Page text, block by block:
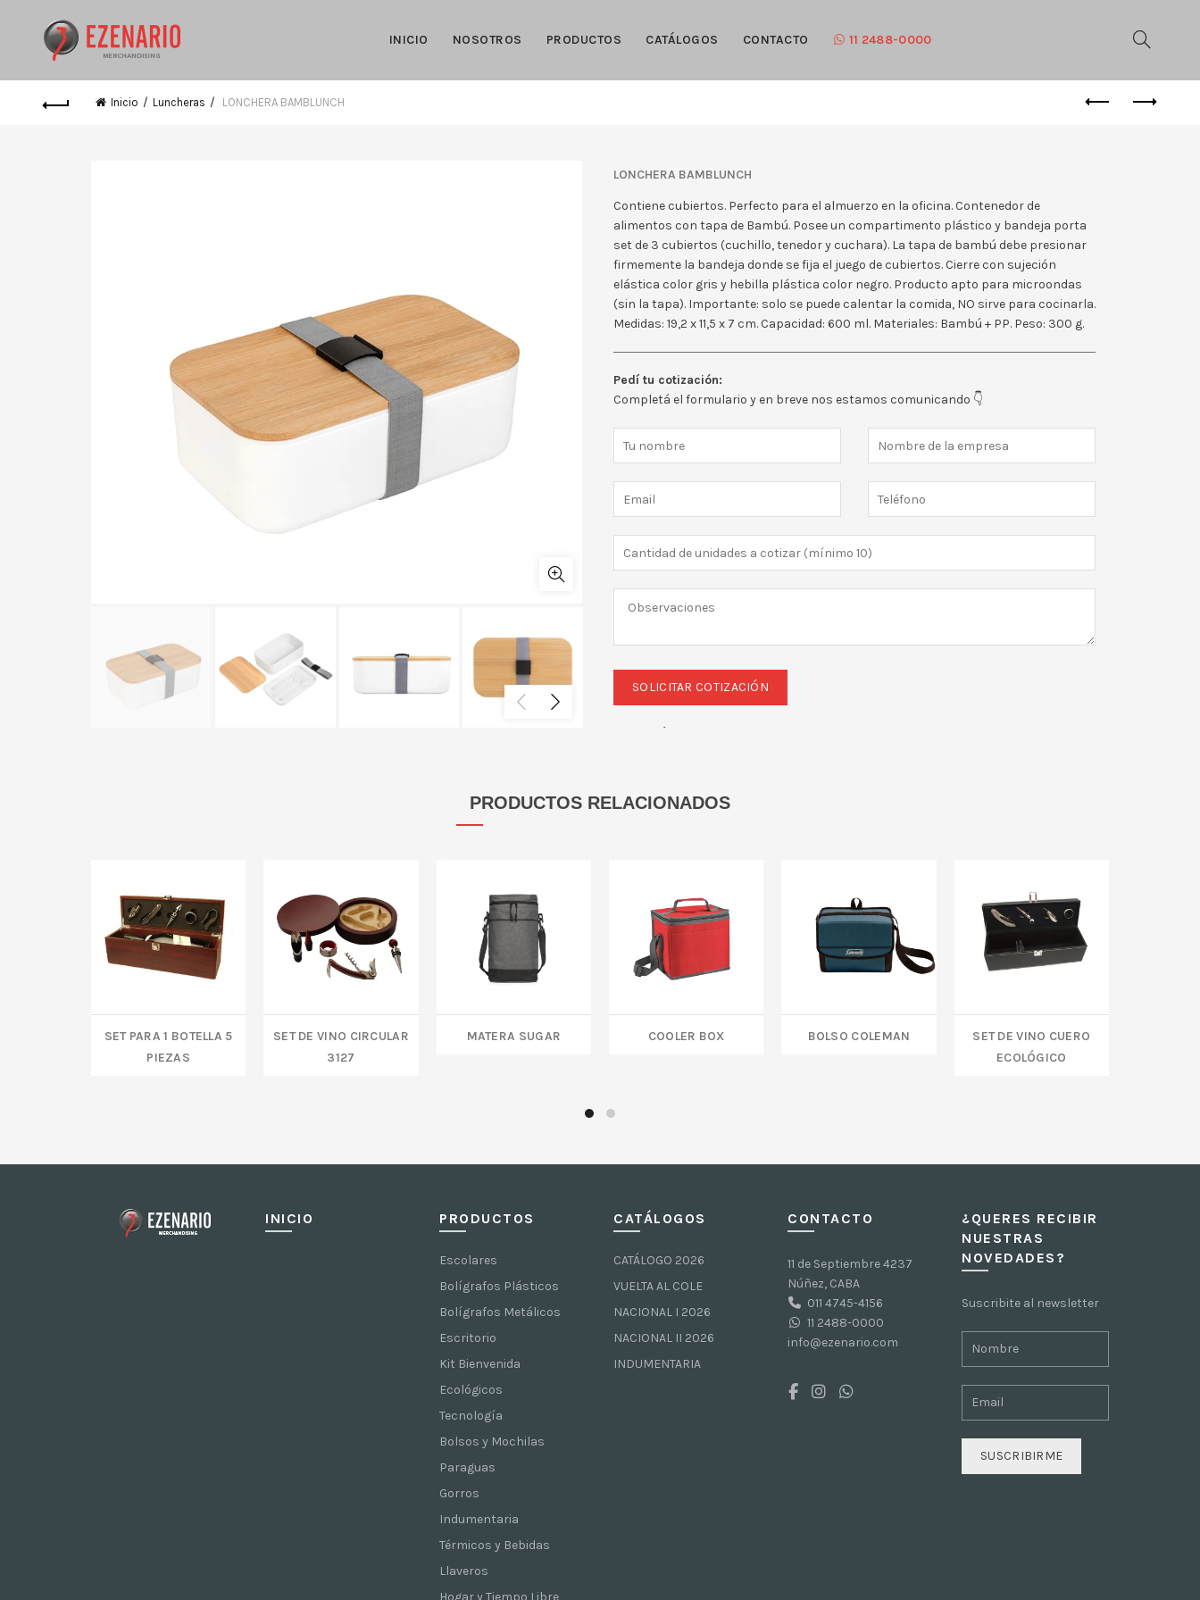
INICIO NOSOTROS PRODUCTOS CATÁLOGOS CONTACTO 11 2488-0000
Inicio Luncheras LONCHERA BAMBLUNCH
LONCHERA BAMBLUNCH
Contiene cubiertos. Perfecto para el almuerzo en la oficina. Contenedor de
alimentos con tapa de Bambú. Posee un compartimento plástico y bandeja porta
set de 3 cubiertos (cuchillo, tenedor y cuchara). La tapa de bambú debe presionar
firmemente la bandeja donde se fija el juego de cubiertos. Cierre con sujeción
elástica color gris y hebilla plástica color negro. Producto apto para microondas
(sin la tapa). Importante: solo se puede calentar la comida, NO sirve para cocinarla.
Medidas: 19,2 x 11,5 x 7 cm. Capacidad: 600 ml. Materiales: Bambú + PP. Peso: 300 g.
Pedí tu cotización:
Completá el formulario y en breve nos estamos comunicando 👇
Categorías:
PRODUCTOS RELACIONADOS
Set para 1 Botella 5
piezas
SET DE VINO CIRCULAR
3127
MATERA SUGAR COOLER BOX Bolso Coleman
Set de vino cuero
ecológico
INICIO PRODUCTOS
Escolares
Bolígrafos Plásticos
Bolígrafos Metálicos
Escritorio
Kit Bienvenida
Ecológicos
Tecnología
Bolsos y Mochilas
Paraguas
Gorros
Indumentaria
Térmicos y Bebidas
Llaveros
Hogar y Tiempo Libre
CATÁLOGOS
CATÁLOGO 2026
VUELTA AL COLE
NACIONAL I 2026
NACIONAL II 2026
INDUMENTARIA
CONTACTO
11 de Septiembre 4237
Núñez, CABA
011 4745-4156
11 2488-0000
info@ezenario.com
¿QUERES RECIBIR
NUESTRAS
NOVEDADES?
Suscribite al newsletter